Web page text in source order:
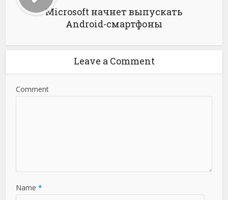
Microsoft начнет выпускать
Android-смартфоны
Leave a Comment
Comment
Name *